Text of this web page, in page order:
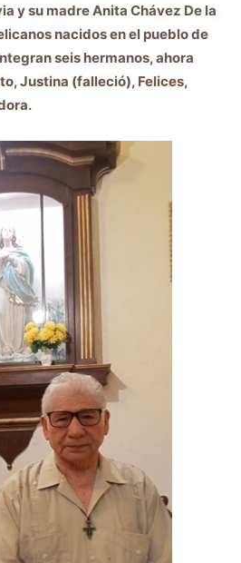
y su madre Anita Chávez De la
nacidos en el pueblo de
seis hermanos, ahora
Justina (falleció), Felices,